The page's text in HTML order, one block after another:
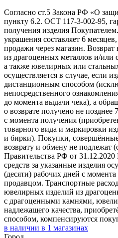
Согласно ст.5 Закона РФ «О
пункту 6.2. ОСТ 117-3-002-95,
получения изделия
украшения составляет 6
продажи через магазин.
из драгоценных металлов и/
а также ювелирных или
осуществляется в случае, если
дистанционным способом
непосредственного
до момента выдачи чека), а
о возврате получено не
с момента получения
товарного вида и маркировки
и бирки). Покупки,
возврату и обмену не подлежат
Правительства РФ от
средств за указанные изделия
(десяти) рабочих дней с
продавцом. Транспортные
ювелирных изделий из
с драгоценными камнями,
надлежащего качества,
способом, компенсируются
в наличии в 1 магазинах